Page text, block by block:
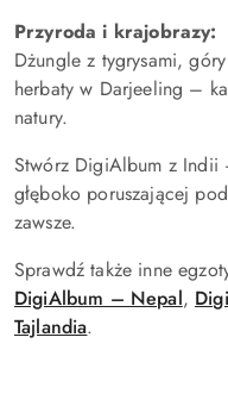
Przyroda i krajobrazy:
Dżungle z tygrysami,
herbaty w Darjeeling –
natury.
Stwórz DigiAlbum z Indii
głęboko poruszającej
zawsze.
Sprawdź także inne
DigiAlbum – Nepal,
Tajlandia.